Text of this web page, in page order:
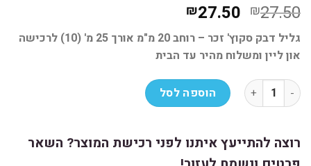
₪27.50 המחיר
המקורי
היה:
₪27.50.
₪27.50 המחיר
הנוכחי
הוא:
₪27.50.
גליל דבק סקוץ' זכר – רוחב 20 מ"מ אורך 25 מ' (10) לרכישה
און ליין ומשלוח מהיר עד הבית
כמות של גליל דבק סקוץ' זכר - רוחב 20 מ"מ אורך 25 מ' (10)
הוספה לסל
רוצה להתייעץ איתנו לפני רכישת המוצר? השאר